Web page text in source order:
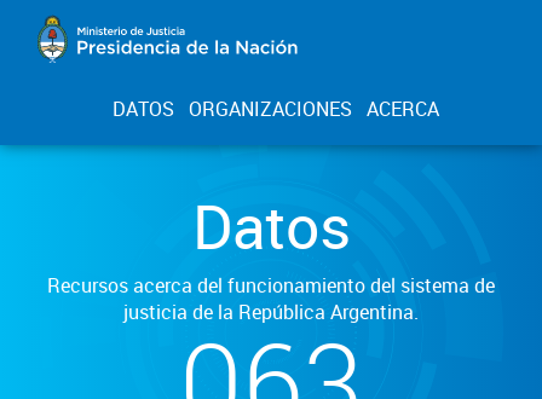
DATOS ORGANIZACIONES ACERCA
Datos
Recursos acerca del funcionamiento del sistema de
justicia de la República Argentina.